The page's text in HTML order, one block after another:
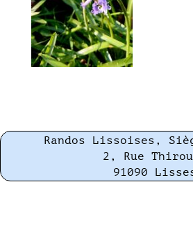
Randos Lissoises,
2, Rue
91090